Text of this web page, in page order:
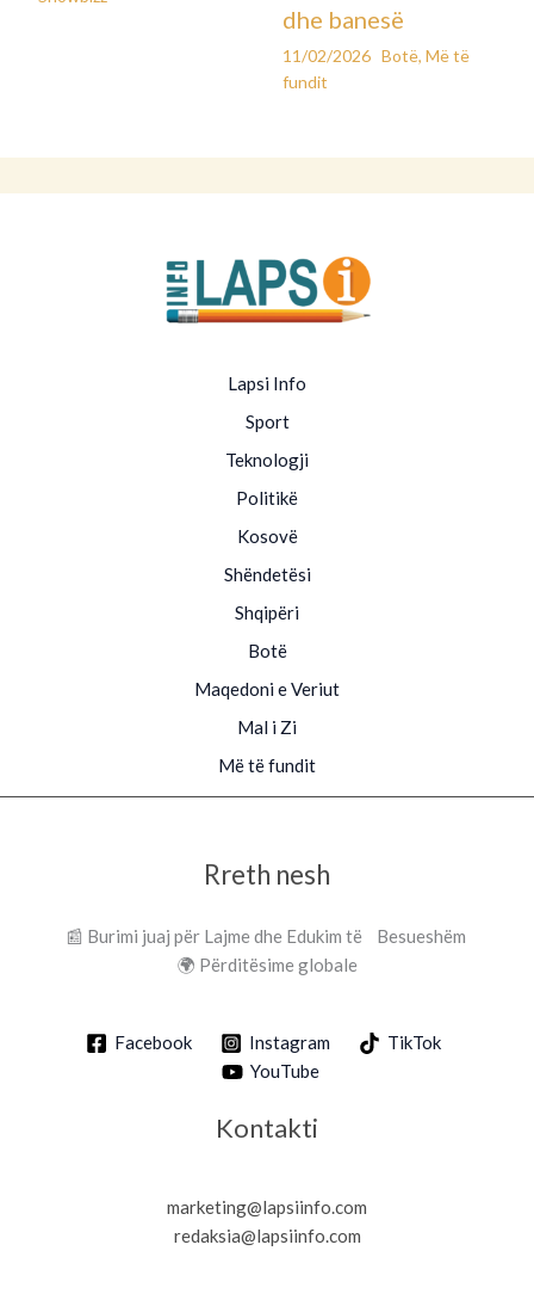
dhe banesë
11/02/2026 Botë, Më të
fundit
Lapsi Info
Sport
Teknologji
Politikë
Kosovë
Shëndetësi
Shqipëri
Botë
Maqedoni e Veriut
Mal i Zi
Më të fundit
Rreth nesh
📰 Burimi juaj për Lajme dhe Edukim të Besueshëm
🌍 Përditësime globale
Facebook Instagram
TikTok
YouTube
Kontakti
marketing@lapsiinfo.com
redaksia@lapsiinfo.com